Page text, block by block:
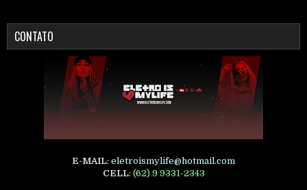
CONTATO
E-MAIL: eletroismylife@hotmail.com
CELL: (62) 9 9331-2343